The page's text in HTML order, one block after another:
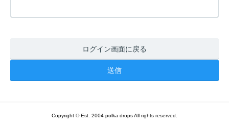
ログイン画面に戻る
Copyright © Est. 2004 polka drops All rights reserved.